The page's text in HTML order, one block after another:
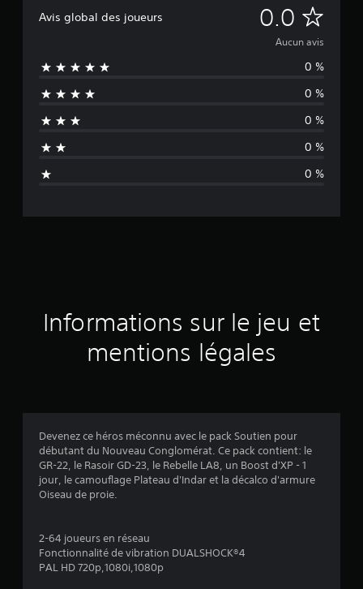
Avis global des joueurs 0.0 A
u
c
u
n
a
i
Aucun avis
0 %
0 %
0 %
0 %
0 %
Informations sur le jeu et
mentions légales
Devenez ce héros méconnu avec le pack Soutien pour
débutant du Nouveau Conglomérat. Ce pack contient: le
GR-22, le Rasoir GD-23, le Rebelle LA8, un Boost d'XP - 1
jour, le camouflage Plateau d'Indar et la décalco d'armure
Oiseau de proie.
2-64 joueurs en réseau
Fonctionnalité de vibration DUALSHOCK®4
PAL HD 720p,1080i,1080p